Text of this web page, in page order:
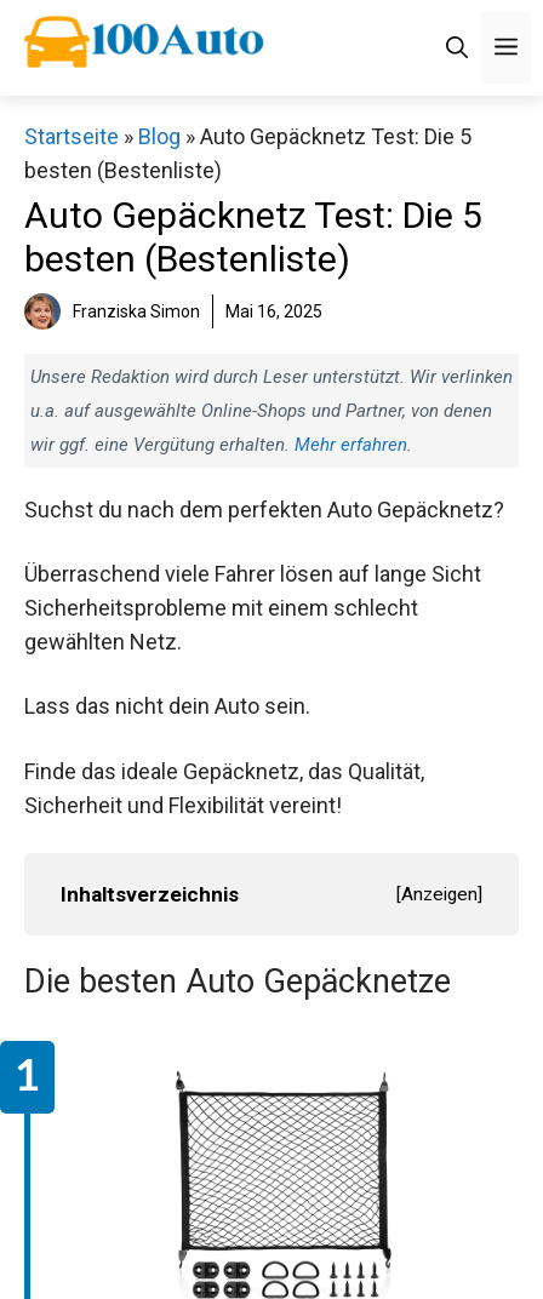
Zum
Inhalt
Startseite » Blog »Auto Gepäcknetz Test: Die 5
besten (Bestenliste)
Auto Gepäcknetz Test: Die 5
besten (Bestenliste)
Franziska Simon Mai 16, 2025
Unsere Redaktion wird durch Leser unterstützt. Wir verlinken
u.a. auf ausgewählte Online-Shops und Partner, von denen
wir ggf. eine Vergütung erhalten. Mehr erfahren.
Suchst du nach dem perfekten Auto Gepäcknetz?
Überraschend viele Fahrer lösen auf lange Sicht
Sicherheitsprobleme mit einem schlecht
gewählten Netz.
Lass das nicht dein Auto sein.
Finde das ideale Gepäcknetz, das Qualität,
Sicherheit und Flexibilität vereint!
Inhaltsverzeichnis [Anzeigen]
Die besten Auto Gepäcknetze